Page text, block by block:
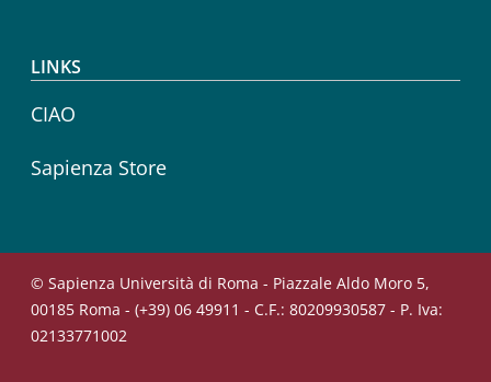
LINKS
CIAO
Sapienza Store
© Sapienza Università di Roma - Piazzale Aldo Moro 5,
00185 Roma - (+39) 06 49911 - C.F.: 80209930587 - P. Iva:
02133771002